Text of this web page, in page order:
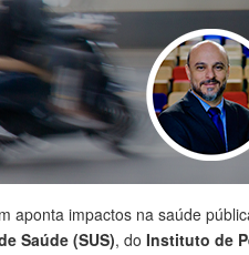
aponta impactos na saúde
Saúde (SUS), do Instituto de